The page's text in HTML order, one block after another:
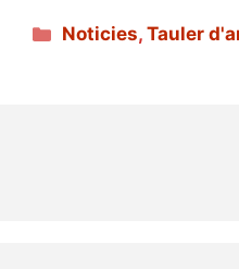
Categories
Noticies,Tauler